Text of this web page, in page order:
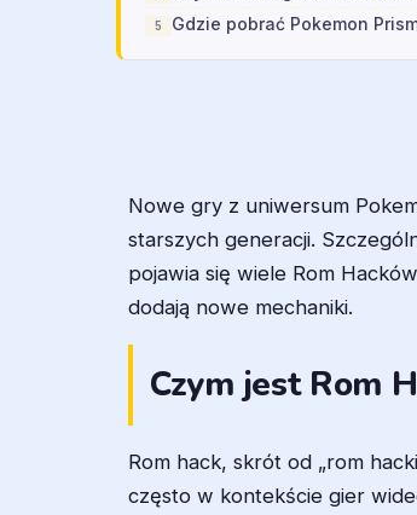
Gdzie pobrać Pokemon
Nowe gry z uniwersum
starszych generacji.
pojawia się wiele Rom
dodają nowe mechaniki.
Czym jest Rom
Rom hack, skrót od „rom
często w kontekście gier